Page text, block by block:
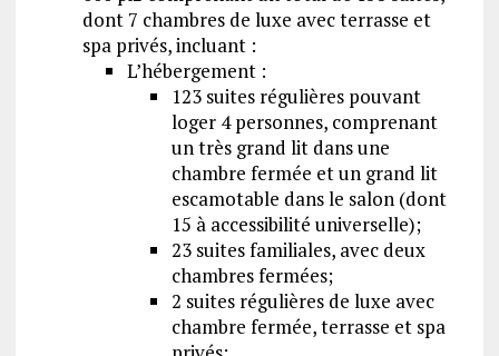
dont 7 chambres de luxe avec terrasse et
spa privés, incluant :
L’hébergement :
123 suites régulières pouvant
loger 4 personnes, comprenant
un très grand lit dans une
chambre fermée et un grand lit
escamotable dans le salon (dont
15 à accessibilité universelle);
23 suites familiales, avec deux
chambres fermées;
2 suites régulières de luxe avec
chambre fermée, terrasse et spa